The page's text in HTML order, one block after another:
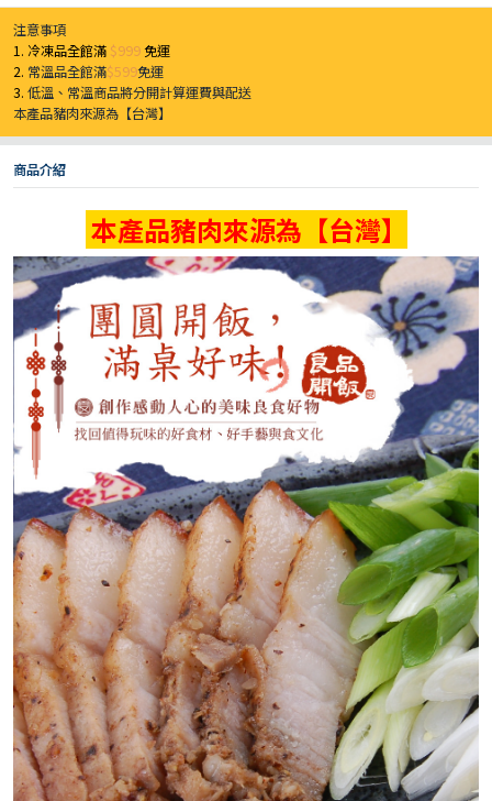
注意事項
1. 冷凍品全館滿 $999免運
2. 常溫品全館滿$599免運
3.低溫、常溫商品將分開計算運費與配送
本產品豬肉來源為【台灣】
商品介紹
本產品豬肉來源為【台灣】